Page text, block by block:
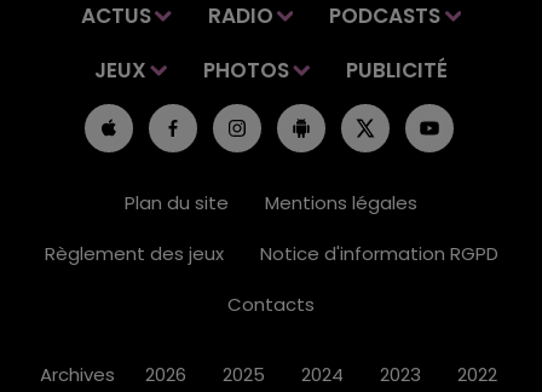
ACTUS RADIO
PODCASTS
JEUX
PHOTOS PUBLICITÉ
Plan du site
Mentions légales
Règlement des jeux
Notice d'information RGPD
Contacts
Archives 2026 2025 2024 2023 2022